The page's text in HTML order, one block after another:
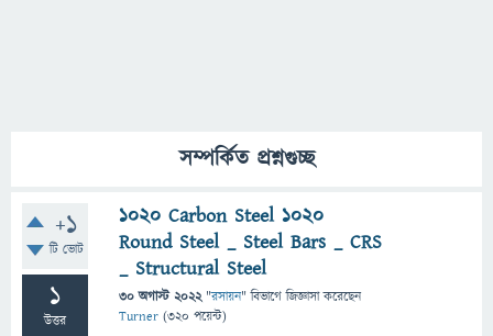
সম্পর্কিত প্রশ্নগুচ্ছ
+1
টি ভোট
1
উত্তর
1020 Carbon Steel 1020
Round Steel _ Steel Bars _ CRS
_ Structural Steel
30 অগাস্ট 2022 "রসায়ন" বিভাগে জিজ্ঞাসাকরেছেন
Turner (320 পয়েন্ট)